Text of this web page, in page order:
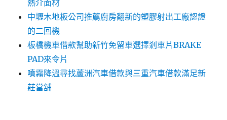
熱介面材
中壢木地板公司推薦廚房翻新的塑膠射出工廠認證
的二回機
板橋機車借款幫助新竹免留車選擇剎車片BRAKE
PAD來令片
噴霧降溫尋找蘆洲汽車借款與三重汽車借款滿足新
莊當舖